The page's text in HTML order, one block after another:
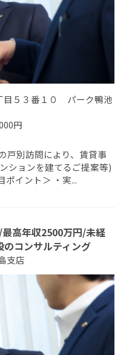
目５３番１０ パーク鴨池
円
戸別訪問により、賃貸事
ションを建てるご提案等)
ポイント＞ ・実...
高年収2500万円/未経
コンサルティング
支店